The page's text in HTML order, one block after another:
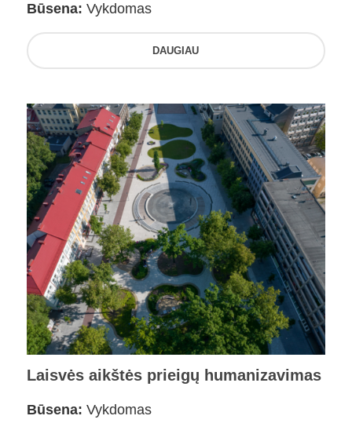
Būsena: Vykdomas
DAUGIAU
Laisvės aikštės prieigų humanizavimas
Būsena: Vykdomas